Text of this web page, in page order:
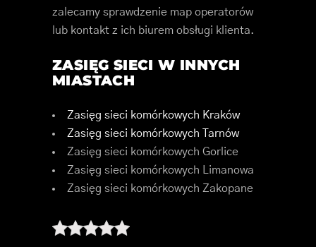
zalecamy sprawdzenie map operatorów
lub kontakt z ich biurem obsługi klienta.
ZASIĘG SIECI W INNYCH
MIASTACH
Zasięg sieci komórkowych Kraków
Zasięg sieci komórkowych Tarnów
Zasięg sieci komórkowych Gorlice
Zasięg sieci komórkowych Limanowa
Zasięg sieci komórkowych Zakopane